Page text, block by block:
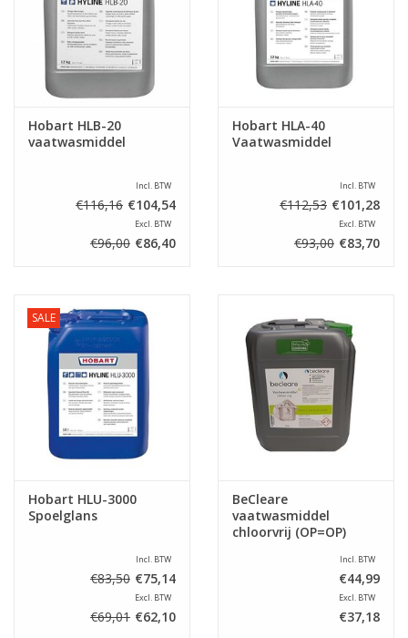
Hobart HLB-20
vaatwasmiddel
Incl. BTW
€116,16 €104,54
Excl. BTW
€96,00 €86,40
Hobart HLA-40
Vaatwasmiddel
Incl. BTW
€112,53 €101,28
Excl. BTW
€93,00 €83,70
SALE
Hobart HLU-3000
Spoelglans
Incl. BTW
€83,50 €75,14
Excl. BTW
€69,01 €62,10
BeCleare
vaatwasmiddel
chloorvrij (OP=OP)
Incl. BTW
€44,99
Excl. BTW
€37,18